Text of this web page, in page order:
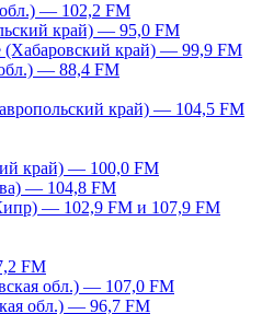
— 102,2 FM
край) — 95,0 FM
край) — 99,9 FM
— 88,4 FM
край) — 104,5 FM
край) — 100,0 FM
— 104,8 FM
— 102,9 FM и 107,9 FM
FM
обл.) — 107,0 FM
обл.) — 96,7 FM